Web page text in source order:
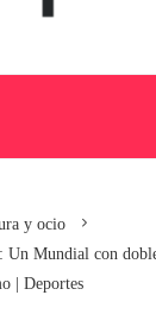
y ocio
Un Mundial con
| Deportes